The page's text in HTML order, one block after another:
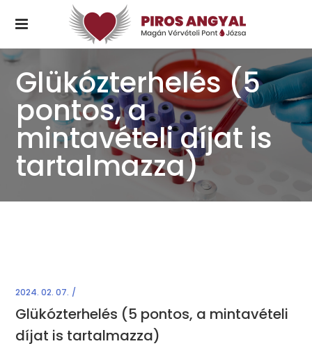
Glükózterhelés (5
pontos, a
mintavételi díjat is
tartalmazza)
2024. 02. 07.
Glükózterhelés (5 pontos, a mintavételi
díjat is tartalmazza)